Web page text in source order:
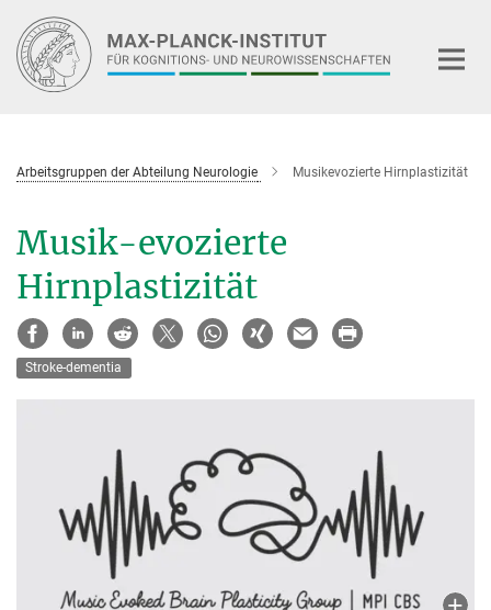
Hauptinhalt
Arbeitsgruppen der Abteilung Neurologie Musikevozierte Hirnplastizität
Musik-evozierte
Hirnplastizität
Stroke-dementia